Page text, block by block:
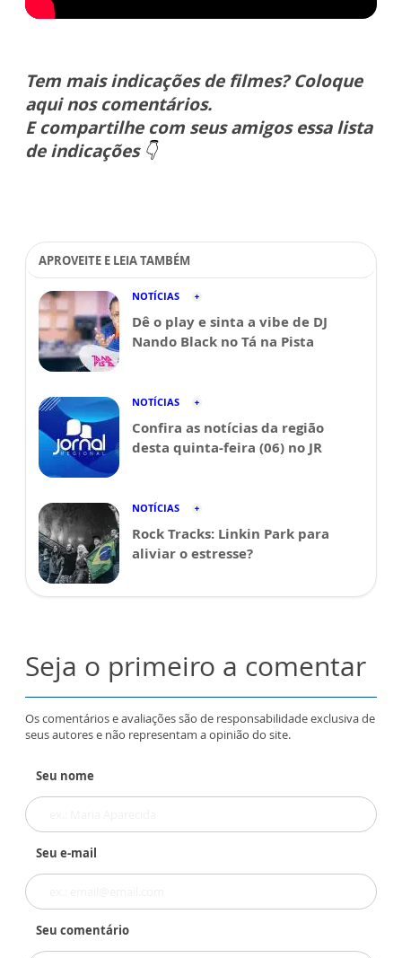
Tem mais indicações de filmes? Coloque
aqui nos comentários.
E compartilhe com seus amigos essa lista
de indicações 👇
APROVEITE E LEIA TAMBÉM
NOTÍCIAS
Dê o play e sinta a vibe de DJ
Nando Black no Tá na Pista
NOTÍCIAS
Confira as notícias da região
desta quinta-feira (06) no JR
NOTÍCIAS
Rock Tracks: Linkin Park para
aliviar o estresse?
Seja o primeiro a comentar
Os comentários e avaliações são de responsabilidade exclusiva de
seus autores e não representam a opinião do site.
Seu nome
Seu e-mail
Seu comentário